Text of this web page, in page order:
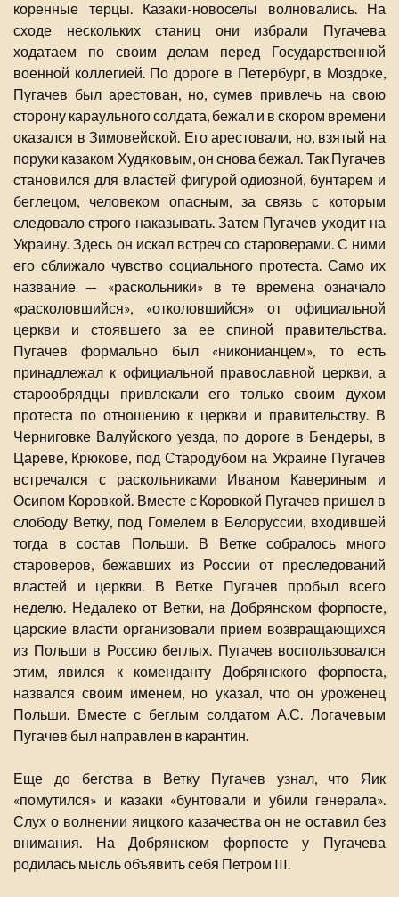
коренные терцы. Казаки-новоселы волновались. На
сходе нескольких станиц они избрали Пугачева
ходатаем по своим делам перед Государственной
военной коллегией. По дороге в Петербург, в Моздоке,
Пугачев был арестован, но, сумев привлечь на свою
сторону караульного солдата, бежал и в скором времени
оказался в Зимовейской. Его арестовали, но, взятый на
поруки казаком Худяковым, он снова бежал. Так Пугачев
становился для властей фигурой одиозной, бунтарем и
беглецом, человеком опасным, за связь с которым
следовало строго наказывать. Затем Пугачев уходит на
Украину. Здесь он искал встреч со староверами. С ними
его сближало чувство социального протеста. Само их
название — «раскольники» в те времена означало
«расколовшийся», «отколовшийся» от официальной
церкви и стоявшего за ее спиной правительства.
Пугачев формально был «никонианцем», то есть
принадлежал к официальной православной церкви, а
старообрядцы привлекали его только своим духом
протеста по отношению к церкви и правительству. В
Черниговке Валуйского уезда, по дороге в Бендеры, в
Цареве, Крюкове, под Стародубом на Украине Пугачев
встречался с раскольниками Иваном Кавериным и
Осипом Коровкой. Вместе с Коровкой Пугачев пришел в
слободу Ветку, под Гомелем в Белоруссии, входившей
тогда в состав Польши. В Ветке собралось много
староверов, бежавших из России от преследований
властей и церкви. В Ветке Пугачев пробыл всего
неделю. Недалеко от Ветки, на Добрянском форпосте,
царские власти организовали прием возвращающихся
из Польши в Россию беглых. Пугачев воспользовался
этим, явился к коменданту Добрянского форпоста,
назвался своим именем, но указал, что он уроженец
Польши. Вместе с беглым солдатом А.С. Логачевым
Пугачев был направлен в карантин.
Еще до бегства в Ветку Пугачев узнал, что Яик
«помутился» и казаки «бунтовали и убили генерала».
Слух о волнении яицкого казачества он не оставил без
внимания. На Добрянском форпосте у Пугачева
родилась мысль объявить себя Петром III.